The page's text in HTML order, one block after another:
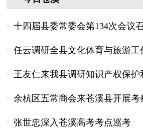
十四届县委常委会第134次会议
任云调研全县文化体育与旅游工
王友仁来我县调研知识产权保
余杭区五常商会来苍溪县开展考
张世忠深入苍溪高考考点巡考